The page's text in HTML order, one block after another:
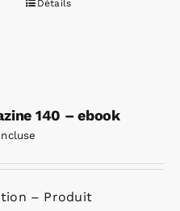
Détails
140 – ebook
– Produit